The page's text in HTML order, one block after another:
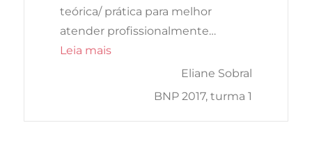
teórica/ prática para melhor
atender profissionalmente…
Leia mais“”
Eliane Sobral
BNP 2017, turma 1